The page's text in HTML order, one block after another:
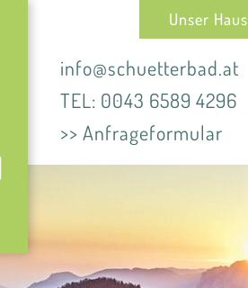
Unser Haus
info@schuetterbad.at
TEL: 0043 6589 4296
>> Anfrageformular